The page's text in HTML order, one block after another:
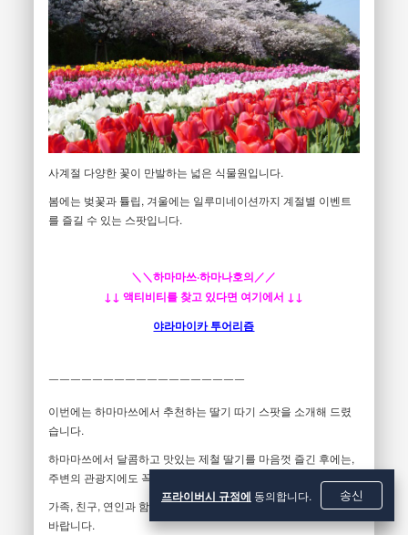
프라이버시 규정에 동의합니다. 송신
사계절 다양한 꽃이 만발하는 넓은 식물원입니다.
봄에는 벚꽃과 튤립, 겨울에는 일루미네이션까지 계절별 이벤트
를 즐길 수 있는 스팟입니다.
＼＼하마마쓰·하마나호의／／
↓↓ 액티비티를 찾고 있다면 여기에서 ↓↓
야라마이카 투어리즘
￣￣￣￣￣￣￣￣￣￣￣￣￣￣￣￣￣￣
이번에는 하마마쓰에서 추천하는 딸기 따기 스팟을 소개해 드렸
습니다.
하마마쓰에서 달콤하고 맛있는 제철 딸기를 마음껏 즐긴 후에는,
주변의 관광지에도 꼭 들러보세요.
가족, 친구, 연인과 함께 하마마쓰에서 멋진 추억을 만들어 보시기
바랍니다.